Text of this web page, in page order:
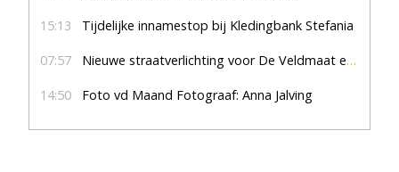
15:13 Tijdelijke innamestop bij Kledingbank Stefania
07:57 Nieuwe straatverlichting voor De Veldmaat en De Pas
14:50 Foto vd Maand Fotograaf: Anna Jalving